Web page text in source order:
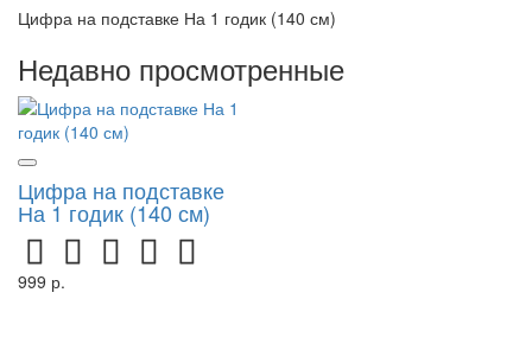
Цифра на подставке На 1 годик (140 см)
Недавно просмотренные
Цифра на подставке
На 1 годик (140 см)
999 р.